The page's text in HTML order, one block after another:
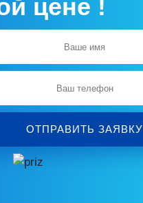
цене !
ОТПРАВИТЬ ЗАЯВКУ